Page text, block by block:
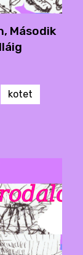
Második
kotet